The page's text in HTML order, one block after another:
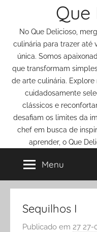
conteúdo
Que
No Que Delicioso,
culinária para trazer até
única. Somos
que transformam
de arte culinária.
cuidadosamente
clássicos e
desafiam os limites da
chef em busca de
aprender, o Que
Menu
Sequilhos I
Publicado em 27 27-